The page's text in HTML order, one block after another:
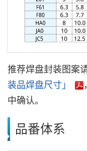
推荐焊盘封装图案
装品焊盘尺寸」
中确认。
品番体系